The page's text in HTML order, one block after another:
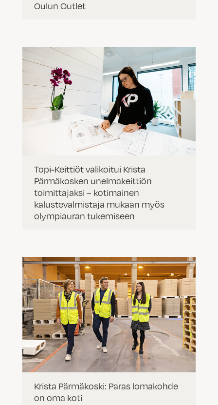
Oulun Outlet
Topi-Keittiöt valikoitui Krista
Pärmäkosken unelmakeittiön
toimittajaksi – kotimainen
kalustevalmistaja mukaan myös
olympiauran tukemiseen
Krista Pärmäkoski: Paras lomakohde
on oma koti